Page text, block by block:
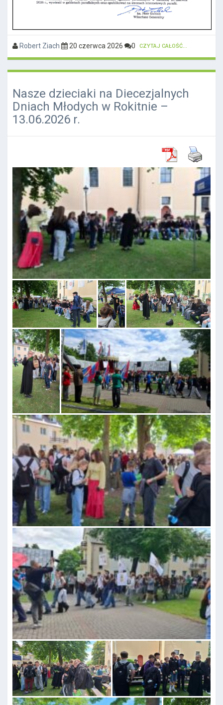
Robert Ziach 20 czerwca 2026 0 CZYTAJ CAŁOŚĆ...
Nasze dzieciaki na Diecezjalnych
Dniach Młodych w Rokitnie –
13.06.2026 r.